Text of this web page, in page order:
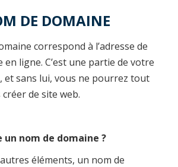
DE DOMAINE
correspond à l’adresse de
ligne. C’est une partie de votre
et sans lui, vous ne pourrez tout
de site web.
un nom de domaine ?
éléments, un nom de